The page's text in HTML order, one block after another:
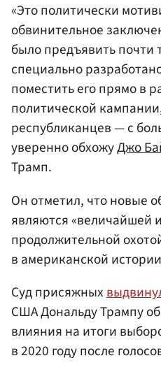
«Это политически
обвинительное
было предъявить почти
специально
поместить его прямо в
политической
республиканцев — с
уверенно обхожуДжо
Трамп.
Он отметил, что новые
являются «величайшей
продолжительной
в американской
Суд присяжных
США Дональду Трампу
влияния на итоги
в 2020 году после